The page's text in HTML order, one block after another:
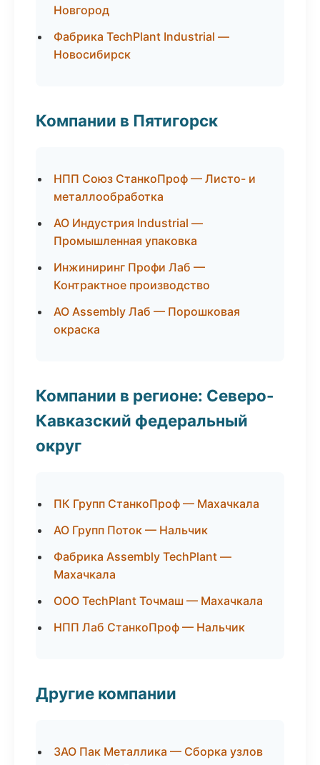
Новгород
Фабрика TechPlant Industrial —
Новосибирск
Компании в Пятигорск
НПП Союз СтанкоПроф — Листо- и
металлообработка
АО Индустрия Industrial —
Промышленная упаковка
Инжиниринг Профи Лаб —
Контрактное производство
АО Assembly Лаб — Порошковая
окраска
Компании в регионе: Северо-
Кавказский федеральный
округ
ПК Групп СтанкоПроф — Махачкала
АО Групп Поток — Нальчик
Фабрика Assembly TechPlant —
Махачкала
ООО TechPlant Точмаш — Махачкала
НПП Лаб СтанкоПроф — Нальчик
Другие компании
ЗАО Пак Металлика — Сборка узлов